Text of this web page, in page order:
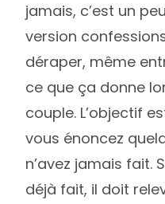
jamais, c’est un
version
déraper, même
ce que ça donne
couple. L’objectif
vous énoncez
n’avez jamais fait.
déjà fait, il doit